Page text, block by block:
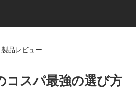
製品レビュー
スパ最強の選び方